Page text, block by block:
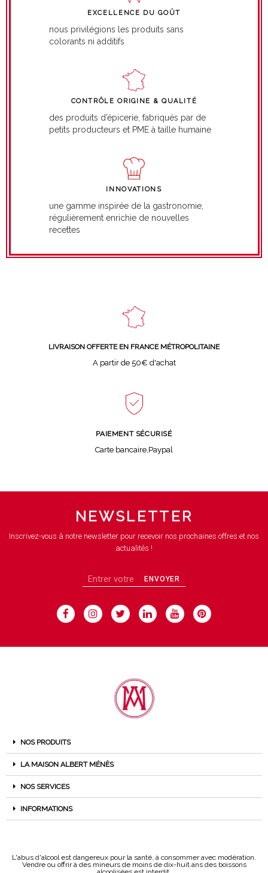
EXCELLENCE DU GOÛT
nous privilégions les produits sans
colorants ni additifs
CONTRÔLE ORIGINE & QUALITÉ
des produits d’épicerie, fabriqués par de
petits producteurs et PME à taille humaine
INNOVATIONS
une gamme inspirée de la gastronomie,
régulièrement enrichie de nouvelles
recettes
LIVRAISON OFFERTE EN FRANCE MÉTROPOLITAINE
A partir de 50€ d'achat
PAIEMENT SÉCURISÉ
Carte bancaire,Paypal
NEWSLETTER
Inscrivez-vous à notre newsletter pour recevoir nos prochaines offres et nos
actualités !
ENVOYER
NOS PRODUITS
LA MAISON ALBERT MÉNÈS
NOS SERVICES
INFORMATIONS
L'abus d'alcool est dangereux pour la santé, à consommer avec modération.
Vendre ou offrir à des mineurs de moins de dix-huit ans des boissons